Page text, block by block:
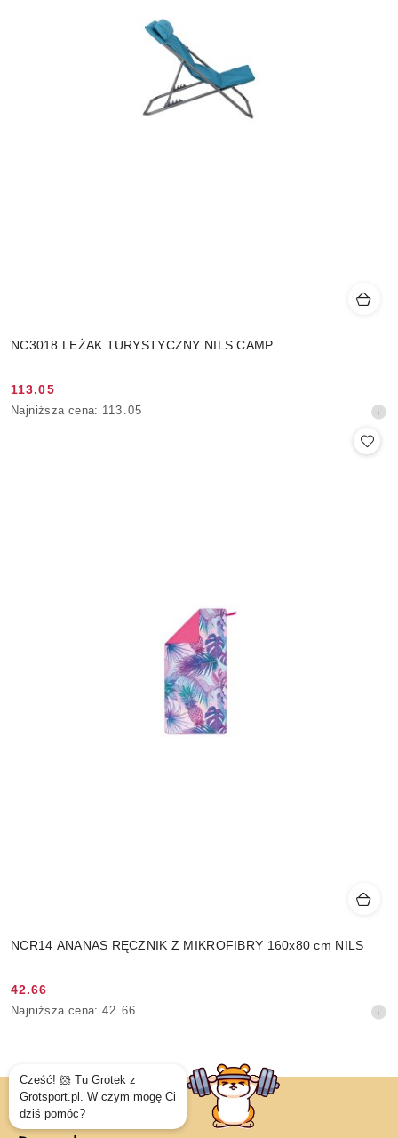
NC3018 LEŻAK TURYSTYCZNY NILS CAMP
Cena
promocyjna:
113.05
Najniższa
Najniższa cena: 113.05
NCR14 ANANAS RĘCZNIK Z MIKROFIBRY 160x80 cm NILS
Cena
promocyjna:
42.66
Najniższa
dni
przed
obniżką
Najniższa cena: 42.66